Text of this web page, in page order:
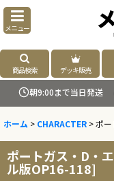
メニュー
商品検索 デッキ販売
朝9:00まで当日発送
ホーム > CHARACTER >ポー
ポートガス・D・
ル版OP16-118]